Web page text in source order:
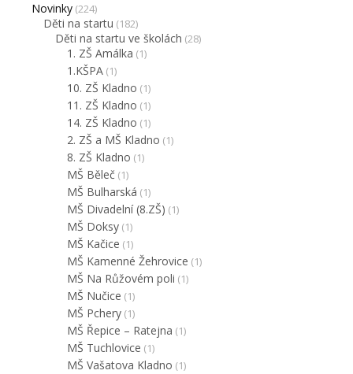
Novinky (224)
Děti na startu (182)
Děti na startu ve školách (28)
1. ZŠ Amálka (1)
1.KŠPA (1)
10. ZŠ Kladno (1)
11. ZŠ Kladno (1)
14. ZŠ Kladno (1)
2. ZŠ a MŠ Kladno (1)
8. ZŠ Kladno (1)
MŠ Běleč (1)
MŠ Bulharská (1)
MŠ Divadelní (8.ZŠ) (1)
MŠ Doksy (1)
MŠ Kačice (1)
MŠ Kamenné Žehrovice (1)
MŠ Na Růžovém poli (1)
MŠ Nučice (1)
MŠ Pchery (1)
MŠ Řepice – Ratejna (1)
MŠ Tuchlovice (1)
MŠ Vašatova Kladno (1)